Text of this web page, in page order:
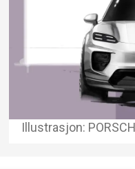
Illustrasjon: